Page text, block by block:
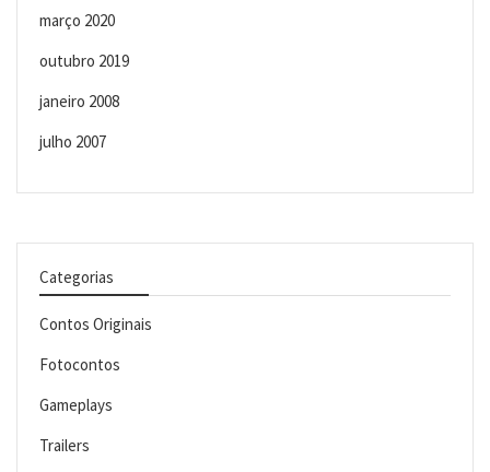
março 2020
outubro 2019
janeiro 2008
julho 2007
Categorias
Contos Originais
Fotocontos
Gameplays
Trailers